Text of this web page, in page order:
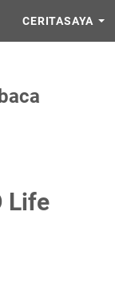
CERITASAYA
Life